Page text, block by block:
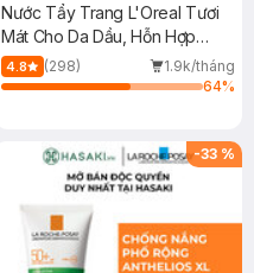
Nước Tẩy Trang L'Oreal Tươi
Mát Cho Da Dầu, Hỗn Hợp
400ml
4.8 (298)
1.9k/tháng
64%
-33 %